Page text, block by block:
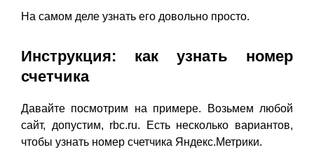
На самом деле узнать его довольно просто.
Инструкция: как узнать номер
счетчика
Давайте посмотрим на примере. Возьмем любой
сайт, допустим, rbc.ru. Есть несколько вариантов,
чтобы узнать номер счетчика Яндекс.Метрики.